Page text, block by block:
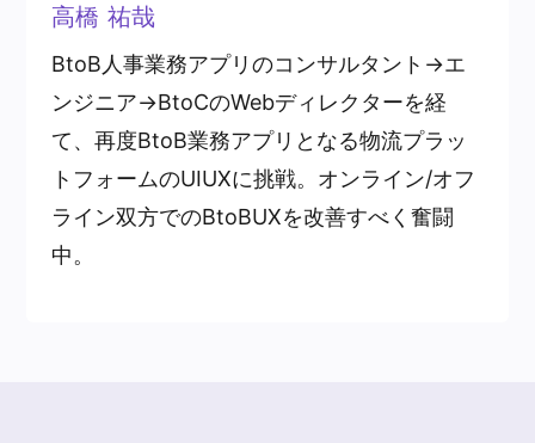
高橋 祐哉
BtoB人事業務アプリのコンサルタント→エ
ンジニア→BtoCのWebディレクターを経
て、再度BtoB業務アプリとなる物流プラッ
トフォームのUIUXに挑戦。オンライン/オフ
ライン双方でのBtoBUXを改善すべく奮闘
中。